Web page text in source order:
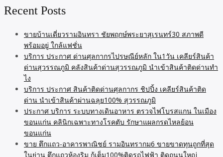
Recent Posts
ขายบ้านเดี่ยวรามอินทรา ชัยพฤกษ์พระยาสุเรนทร์30 สภาพดี
พร้อมอยู่ ใกล้แฟชั่น
บริการ ประกาศ ด่านศุลกากรไปรษณีย์หลัก ใน1วัน เคลียร์สินค้า
ด่านสุวรรณภูมิ คลังสินค้าด่านสุวรรณภูมิ นำเข้าสินค้าติดด่านทำ
ไง
บริการ ประกาศ สินค้าติดด่านศุลกากร ชิปปิ้ง เคลียร์สินค้าติด
ด่าน นำเข้าสินค้าผ่านฉลุย100% สุวรรณภูมิ
ประกาศ บริการ ระบบทางเดินอาหาร ตรวจไฟโบรสแกน ในเมือง
ขอนแก่น คลินิกเฉพาะทางโรคตับ รักษาแผลกรดไหลย้อน
ขอนแก่น
ขาย ตึกแถว-อาคารพาณิชย์ รามอินทรากม6 ขายขาดทุนถูกที่สุด
ในย่าน ตึกแถวห้องริม กู้เต็ม100%ติดรถไฟฟ้า ติดถนนใหญ่